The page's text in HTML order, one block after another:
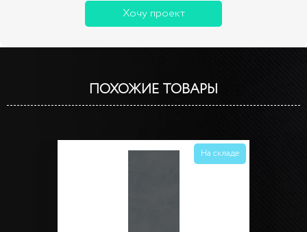
Хочу проект
ПОХОЖИЕ ТОВАРЫ
На складе